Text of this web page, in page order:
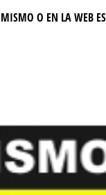
MISMO O EN LA WEB